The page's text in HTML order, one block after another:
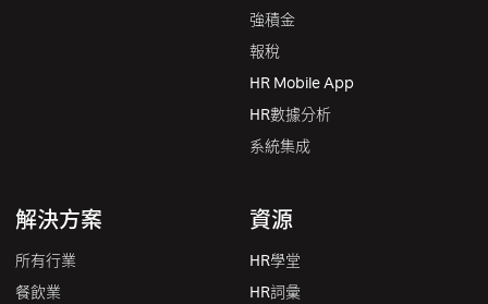
強積金
報稅
HR Mobile App
HR數據分析
系統集成
解決方案
所有行業
餐飲業
資源
HR學堂
HR詞彙